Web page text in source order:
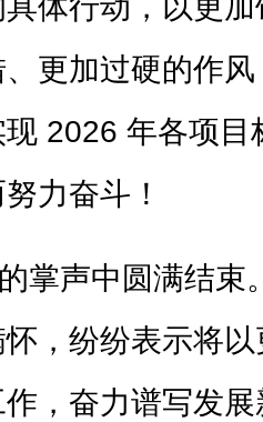
体行动，以更
更加过硬的作
2026 年各项目
力奋斗！
声中圆满结束
，纷纷表示将
，奋力谱写发